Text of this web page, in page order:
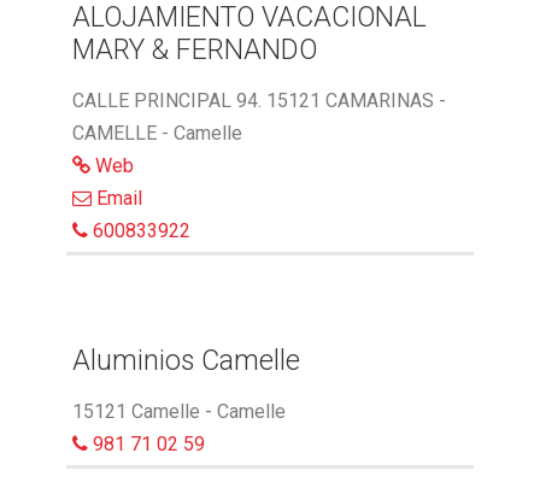
ALOJAMIENTO VACACIONAL
MARY & FERNANDO
CALLE PRINCIPAL 94. 15121 CAMARINAS -
CAMELLE - Camelle
Web
Email
600833922
Aluminios Camelle
15121 Camelle - Camelle
981 71 02 59